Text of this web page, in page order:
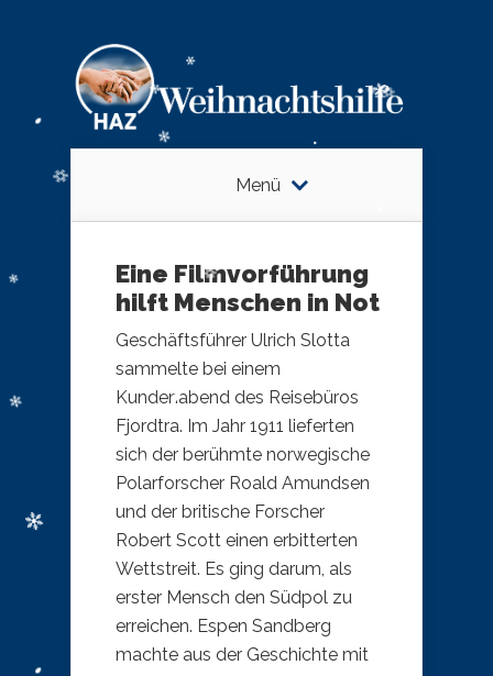
Menü
Eine Filmvorführung
hilft Menschen in Not
Geschäftsführer Ulrich Slotta
sammelte bei einem
Kundenabend des Reisebüros
Fjordtra. Im Jahr 1911 lieferten
sich der berühmte norwegische
Polarforscher Roald Amundsen
und der britische Forscher
Robert Scott einen erbitterten
Wettstreit. Es ging darum, als
erster Mensch den Südpol zu
erreichen. Espen Sandberg
machte aus der Geschichte mit